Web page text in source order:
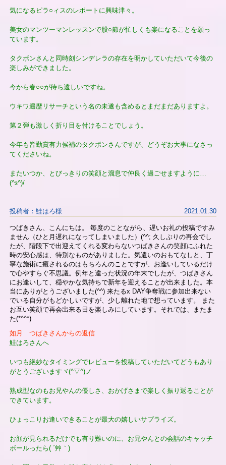
気になるピラ○ィスのレポートに興味津々。
美女のマンツーマンレッスンで股○節が忙しくも楽になることを願っ
ています。
タクボンさんと同時刻シンデレラの存在を明かしていただいて今後の
楽しみができました。
今から春○○が待ち遠しいですね。
ウキワ遍歴リサーチという名の未遂も含めるとまだまだありますよ。
第２弾も激しく折り目を付けることでしょう。
今年も皆勤賞有力候補のタクボンさんですが、どうぞお大事になさっ
てくださいね。
またいつか、とびっきりの笑顔と溜息で仲良く過ごせますように…
(^з^)/
投稿者：鮭はろ様 2021.01.30
つばきさん、こんにちは。 毎度のことながら、遅いお礼の投稿ですみ
ません（ひと月遅れになってしまいました）(^^; 久しぶりの再会でし
たが、階段下で出迎えてくれる変わらないつばきさんの笑顔にふれた
時の安心感は、特別なものがありました。気遣いのおもてなしと、丁
寧な施術に癒されるのはもちろんのことですが、お逢いしているだけ
で心やすらぐ不思議。例年と違った状況の年末でしたが、つばきさん
にお逢いして、穏やかな気持ちで新年を迎えることが出来ました。本
当にありがとうございました(^^) 来たるx DAY争奪戦に参加出来ない
でいる自分がもどかしいですが、少し離れた地で想っています。 また
お互い笑顔で再会出来る日を楽しみにしています。それでは、またま
た(*^^*)
如月 つばきさんからの返信
鮭はろさんへ
いつも絶妙なタイミングでレビューを投稿していただいてどうもあり
がとうございますヾ(^▽^)ノ
熟成型なのもお兄やんの優しさ、おかげさまで楽しく振り返ることが
できています。
ひょっこりお逢いできることが最大の嬉しいサプライズ。
お顔が見られるだけでも有り難いのに、お兄やんとの会話のキャッチ
ボールったら( ´艸｀)